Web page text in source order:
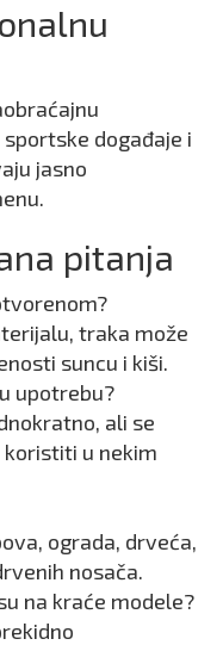
događaje i
jasno
pitanja
traka može
suncu i kiši.
upotrebu?
ali se
u nekim
ograda, drveća,
nosača.
na kraće modele?